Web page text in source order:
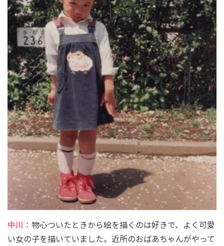
中川： 物心ついたときから絵を描くのは好きで、よく可愛
い女の子を描いていました。近所のおばあちゃんがやって